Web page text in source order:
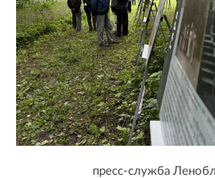
пресс-служба